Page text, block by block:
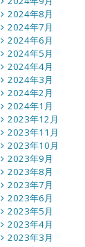
2024年8月
2024年7月
2024年6月
2024年5月
2024年4月
2024年3月
2024年2月
2024年1月
2023年12月
2023年11月
2023年10月
2023年9月
2023年8月
2023年7月
2023年6月
2023年5月
2023年4月
2023年3月